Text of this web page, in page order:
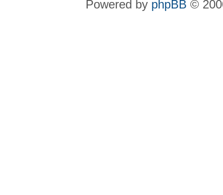
Powered by phpBB ©